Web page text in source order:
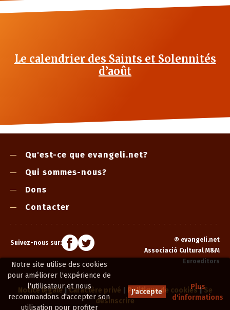
Notre site utilise des cookies
pour améliorer l'expérience de
l'utilisateur et nous
recommandons d'accepter son
utilisation pour profiter
J'accepte
Plus
d'informations
Le calendrier des Saints et Solennités
d’août
Qu'est-ce que evangeli.net?
Qui sommes-nous?
Dons
Contacter
Suivez-nous sur: © evangeli.net
Associació Cultural M&M
Euroeditors
Notice légale|Caractère privé Politique de cookies|Se
désinscrire